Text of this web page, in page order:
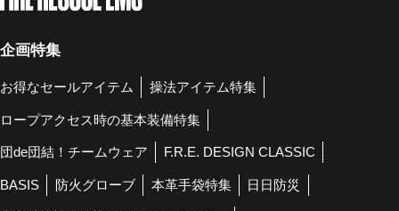
企画特集
お得なセールアイテム 操法アイテム特集
ロープアクセス時の基本装備特集
団de団結！チームウェア F.R.E. DESIGN CLASSIC
BASIS 防火グローブ 本革手袋特集 日日防災